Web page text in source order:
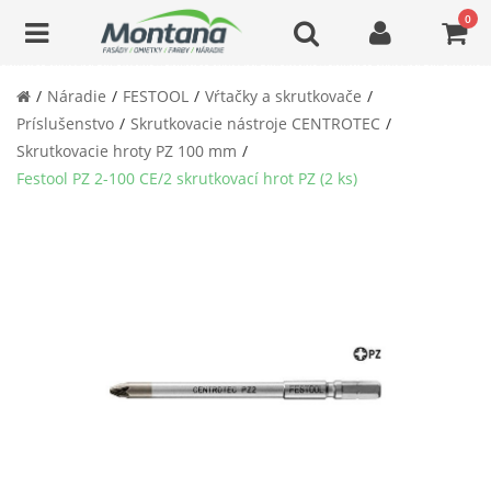
0
Náradie FESTOOL
Vŕtačky a skrutkovače
Príslušenstvo
Skrutkovacie nástroje CENTROTEC
Skrutkovacie hroty PZ 100 mm
Festool PZ 2-100 CE/2 skrutkovací hrot PZ (2 ks)